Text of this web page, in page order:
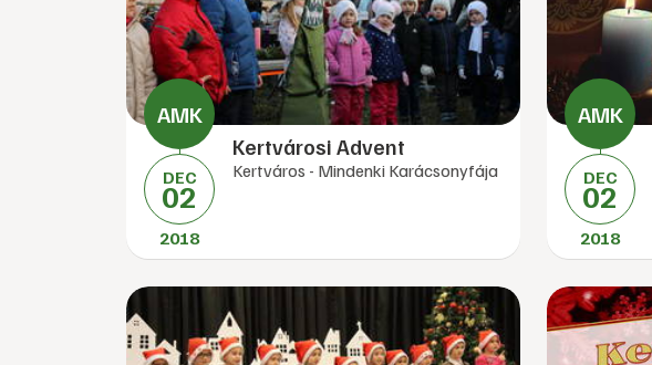
DEC
02
2018
Kertvárosi Advent
Kertváros - Mindenki Karácsonyfája DEC
02
2018